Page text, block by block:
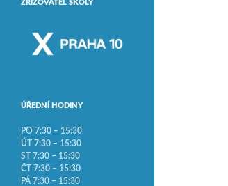
ZŘIZOVATEL ŠKOLY
ÚŘEDNÍ HODINY
PO 7:30 – 15:30
ÚT 7:30 – 15:30
ST 7:30 – 15:30
ČT 7:30 – 15:30
PÁ 7:30 – 15:30